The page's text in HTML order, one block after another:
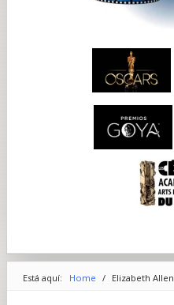
Está aquí: Home / Elizabeth Allen